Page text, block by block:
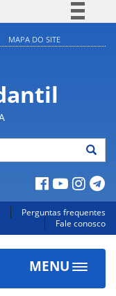
à informação
Legislação
Canais
MAPA DO SITE
Perguntas frequentes
Fale conosco
MENU
Toggle